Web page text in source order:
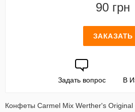
90 грн
ЗАКАЗАТЬ
Задать вопрос В
Конфеты Carmel Mix Werther's Original